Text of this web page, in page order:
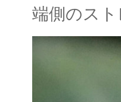
端側のス